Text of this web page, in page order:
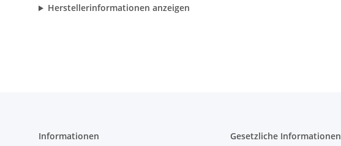
Herstellerinformationen anzeigen
Informationen Gesetzliche Informationen